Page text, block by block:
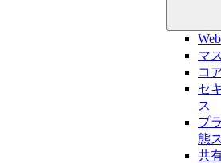
マ
コ
セ
ス
プ
態
共